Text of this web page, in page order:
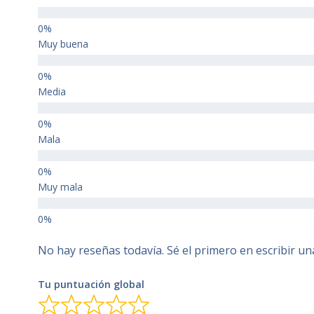
Muy buena
Media
Mala
Muy mala
No hay reseñas todavía. Sé el primero en escribir
Tu puntuación global